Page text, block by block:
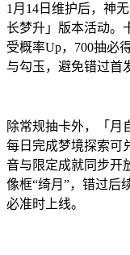
1月14日维护后，神
长梦升」版本活动。
受概率Up，700抽必
与勾玉，避免错过首
除常规抽卡外，「月
每日完成梦境探索可
音与限定成就同步开
像框“绮月”，错过后
必准时上线。